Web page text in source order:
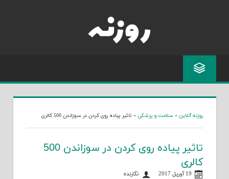
روزنه آنلاین » سلامت و پزشکی » تاثیر پیاده روی کردن در سوزاندن 500 کالری
تاثیر پیاده روی کردن در سوزاندن 500
کالری
19 آوریل 2017
نگارنده